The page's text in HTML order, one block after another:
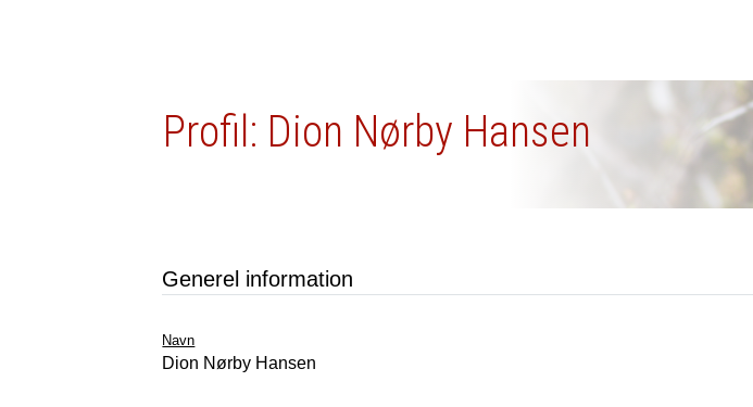
Profil: Dion Nørby Hansen
Generel information
Navn
Dion Nørby Hansen